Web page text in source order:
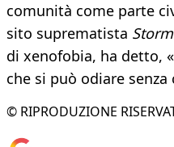
comunità come parte
sito suprematista
di xenofobia, ha detto,
che si può odiare senza
© RIPRODUZIONE